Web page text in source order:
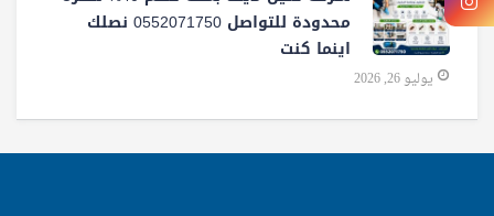
محدودة للتواصل 0552071750 نصلك
اينما كنت
يوليو 26, 2026